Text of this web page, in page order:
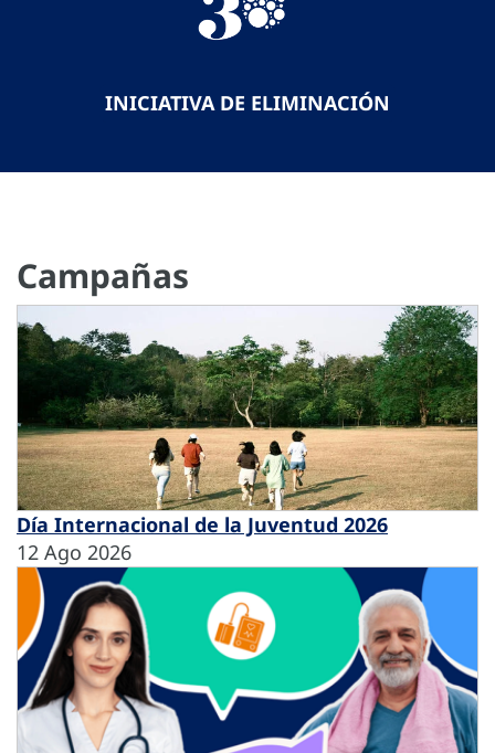
INICIATIVA DE ELIMINACIÓN
Campañas
Día Internacional de la Juventud 2026
12 Ago 2026